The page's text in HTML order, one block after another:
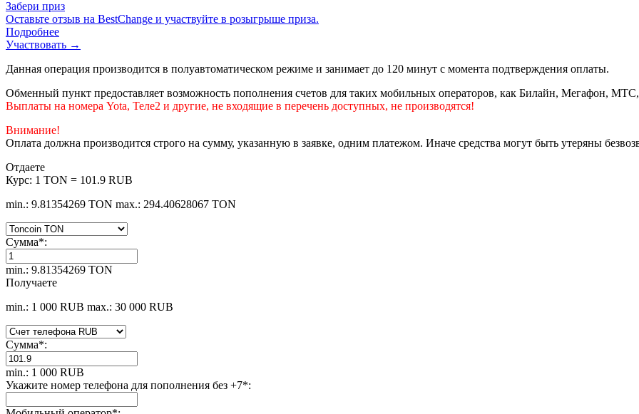
Забери приз
Оставьте отзыв на BestChange и участвуйте в розыгрыше приза.
Подробнее
Участвовать →
Данная операция производится в полуавтоматическом режиме и занимает до 120 минут с момента подтверждения оплаты.
Обменный пункт предоставляет возможность пополнения счетов для таких мобильных операторов, как Билайн, Мегафон,
Выплаты на номера Yota, Теле2 и другие, не входящие в перечень доступных, не производятся!
Внимание!
Оплата должна производится строго на сумму, указанную в заявке, одним платежом. Иначе средства могут быть утеряны
Отдаете
Курс: 1 TON = 101.9 RUB
min.: 9.81354269 TON max.: 294.40628067 TON
Сумма*:
min.: 9.81354269 TON
Получаете
min.: 1 000 RUB max.: 30 000 RUB
Сумма*:
min.: 1 000 RUB
Укажите номер телефона для пополнения без +7*: